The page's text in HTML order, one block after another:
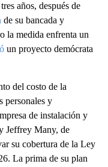
años, después de
de su bancada y
la medida enfrenta un
un proyecto demócrata
del costo de la
personales y
de instalación y
Jeffrey Many, de
su cobertura de la Ley
La prima de su plan